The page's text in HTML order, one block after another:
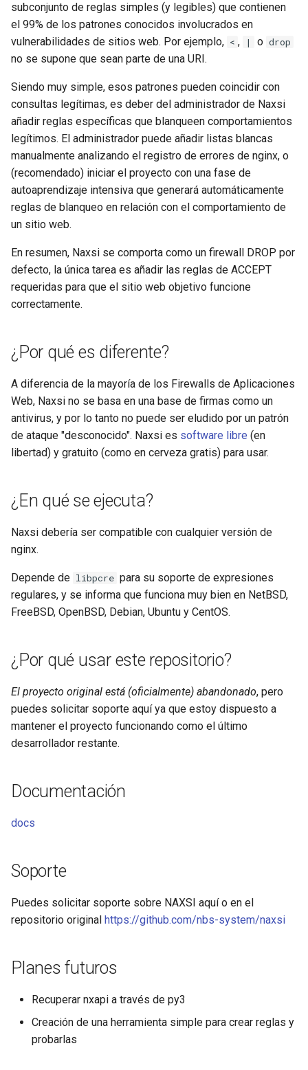
$os_version
feishu-auth
fileinfo
ftpclient
global-throttle
healthcheck
hmac
hoedown
http
http2
hyperscan
influx
injection
iputils
jit-uuid
jsonrpc-batch
jwt-verification
jwt
kafka
libr3
limit-rate
limit-traffic
lmdb
lock
logger-socket
lrucache
subconjunto de reglas simples (y legibles) que contienen
el 99% de los patrones conocidos involucrados en
vulnerabilidades de sitios web. Por ejemplo, < , | o drop
no se supone que sean parte de una URI.
Siendo muy simple, esos patrones pueden coincidir con
consultas legítimas, es deber del administrador de Naxsi
añadir reglas específicas que blanqueen comportamientos
legítimos. El administrador puede añadir listas blancas
manualmente analizando el registro de errores de nginx, o
(recomendado) iniciar el proyecto con una fase de
autoaprendizaje intensiva que generará automáticamente
reglas de blanqueo en relación con el comportamiento de
un sitio web.
En resumen, Naxsi se comporta como un firewall DROP por
defecto, la única tarea es añadir las reglas de ACCEPT
requeridas para que el sitio web objetivo funcione
correctamente.
¿Por qué es diferente?
A diferencia de la mayoría de los Firewalls de Aplicaciones
Web, Naxsi no se basa en una base de firmas como un
antivirus, y por lo tanto no puede ser eludido por un patrón
de ataque "desconocido". Naxsi es software libre (en
libertad) y gratuito (como en cerveza gratis) para usar.
¿En qué se ejecuta?
Naxsi debería ser compatible con cualquier versión de
nginx.
Depende de libpcre para su soporte de expresiones
regulares, y se informa que funciona muy bien en NetBSD,
FreeBSD, OpenBSD, Debian, Ubuntu y CentOS.
¿Por qué usar este repositorio?
El proyecto original está (oficialmente) abandonado, pero
puedes solicitar soporte aquí ya que estoy dispuesto a
mantener el proyecto funcionando como el último
desarrollador restante.
Documentación
docs
Soporte
Puedes solicitar soporte sobre NAXSI aquí o en el
repositorio original https://github.com/nbs-system/naxsi
Planes futuros
Recuperar nxapi a través de py3
Creación de una herramienta simple para crear reglas y
probarlas